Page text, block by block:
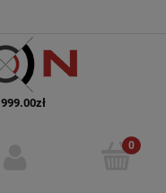
999.00zł
92 29